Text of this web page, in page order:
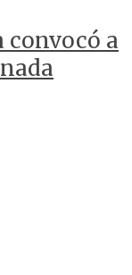
convocó a